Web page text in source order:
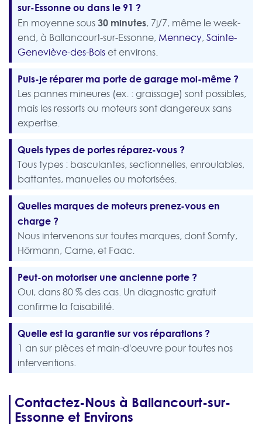
sur-Essonne ou dans le 91 ?
En moyenne sous30 minutes, 7j/7, même le week-
end, à Ballancourt-sur-Essonne, Mennecy, Sainte-
Geneviève-des-Bois et environs.
Puis-je réparer ma porte de garage moi-même ?
Les pannes mineures (ex. : graissage) sont possibles,
mais les ressorts ou moteurs sont dangereux sans
expertise.
Quels types de portes réparez-vous ?
Tous types : basculantes, sectionnelles, enroulables,
battantes, manuelles ou motorisées.
Quelles marques de moteurs prenez-vous en
charge ?
Nous intervenons sur toutes marques, dont Somfy,
Hörmann, Came, et Faac.
Peut-on motoriser une ancienne porte ?
Oui, dans 80 % des cas. Un diagnostic gratuit
confirme la faisabilité.
Quelle est la garantie sur vos réparations ?
1 an sur pièces et main-d'oeuvre pour toutes nos
interventions.
Contactez-Nous à Ballancourt-sur-
Essonne et Environs